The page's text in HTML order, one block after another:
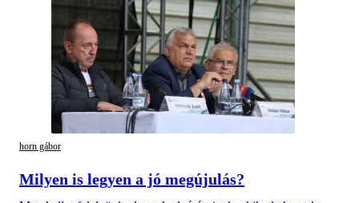
horn gábor
Milyen is legyen a jó megújulás?